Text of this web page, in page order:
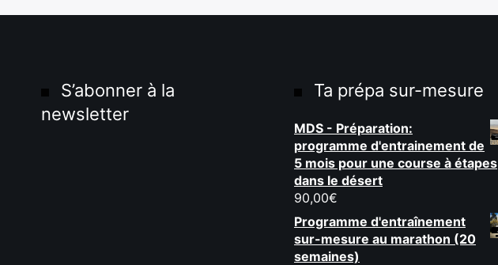
S’abonner à la
newsletter
Ta prépa sur-mesure
MDS - Préparation:
programme d'entrainement de
5 mois pour une course à étapes
dans le désert
90,00€
Programme d'entraînement
sur-mesure au marathon (20
semaines)